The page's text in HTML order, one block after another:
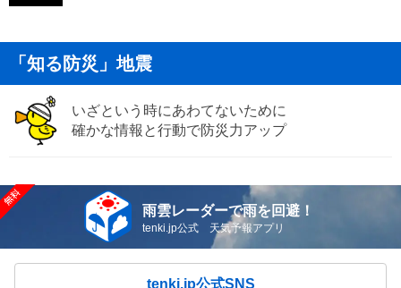
「知る防災」地震
いざという時にあわてないために
確かな情報と行動で防災力アップ
雨雲レーダーで雨を回避！
tenki.jp公式 天気予報アプリ
tenki.jp公式SNS